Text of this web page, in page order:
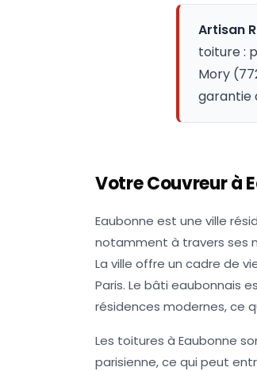
Artisan
toiture :
Mory
garantie
Votre Couvreur à
Eaubonne est une ville
notamment à travers ses
La ville offre un cadre de
Paris. Le bâti eaubonnais
résidences modernes, ce
Les toitures à Eaubonne
parisienne, ce qui peut